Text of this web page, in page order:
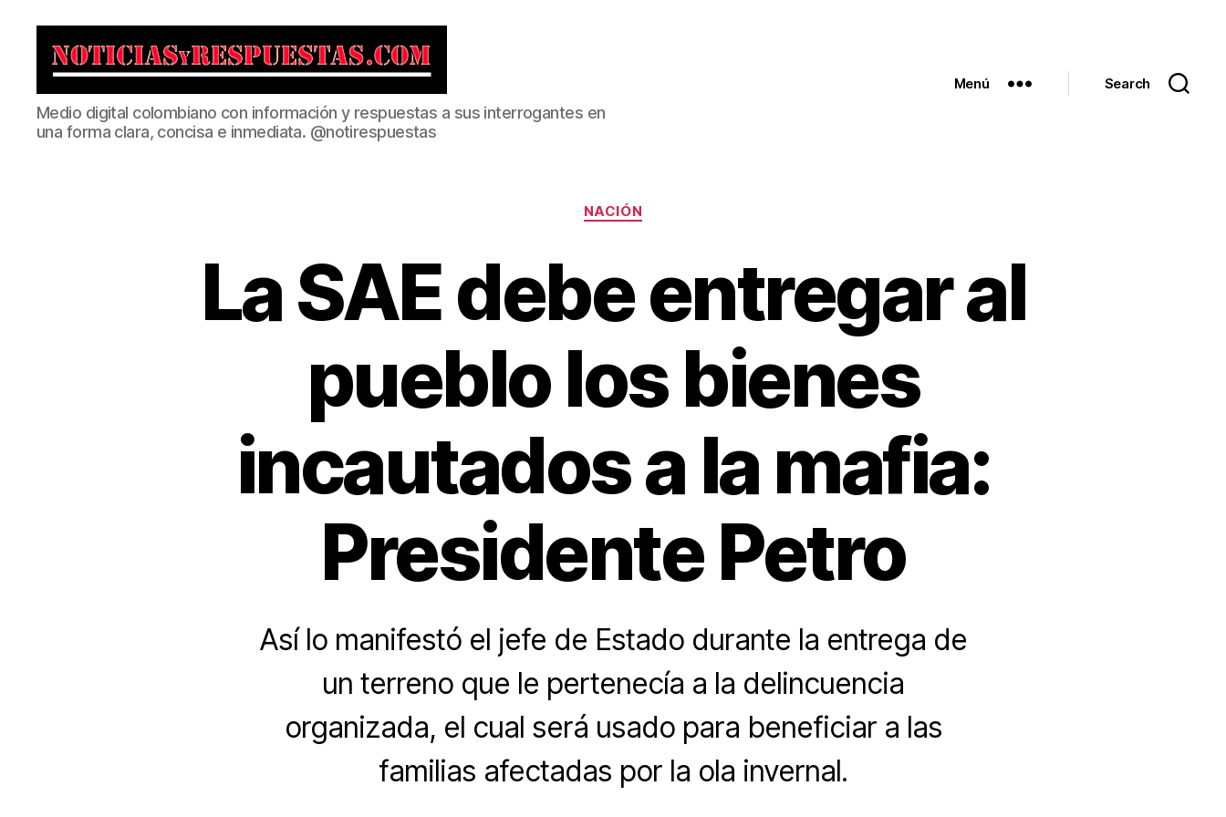
Noticias
y
Respuestas
Medio digital colombiano con información y respuestas a sus interrogantes en
una forma clara, concisa e inmediata. @notirespuestas
Menú Search
Categorías
NACIÓN
La SAE debe entregar al
pueblo los bienes
incautados a la mafia:
Presidente Petro
Así lo manifestó el jefe de Estado durante la entrega de
un terreno que le pertenecía a la delincuencia
organizada, el cual será usado para beneficiar a las
familias afectadas por la ola invernal.